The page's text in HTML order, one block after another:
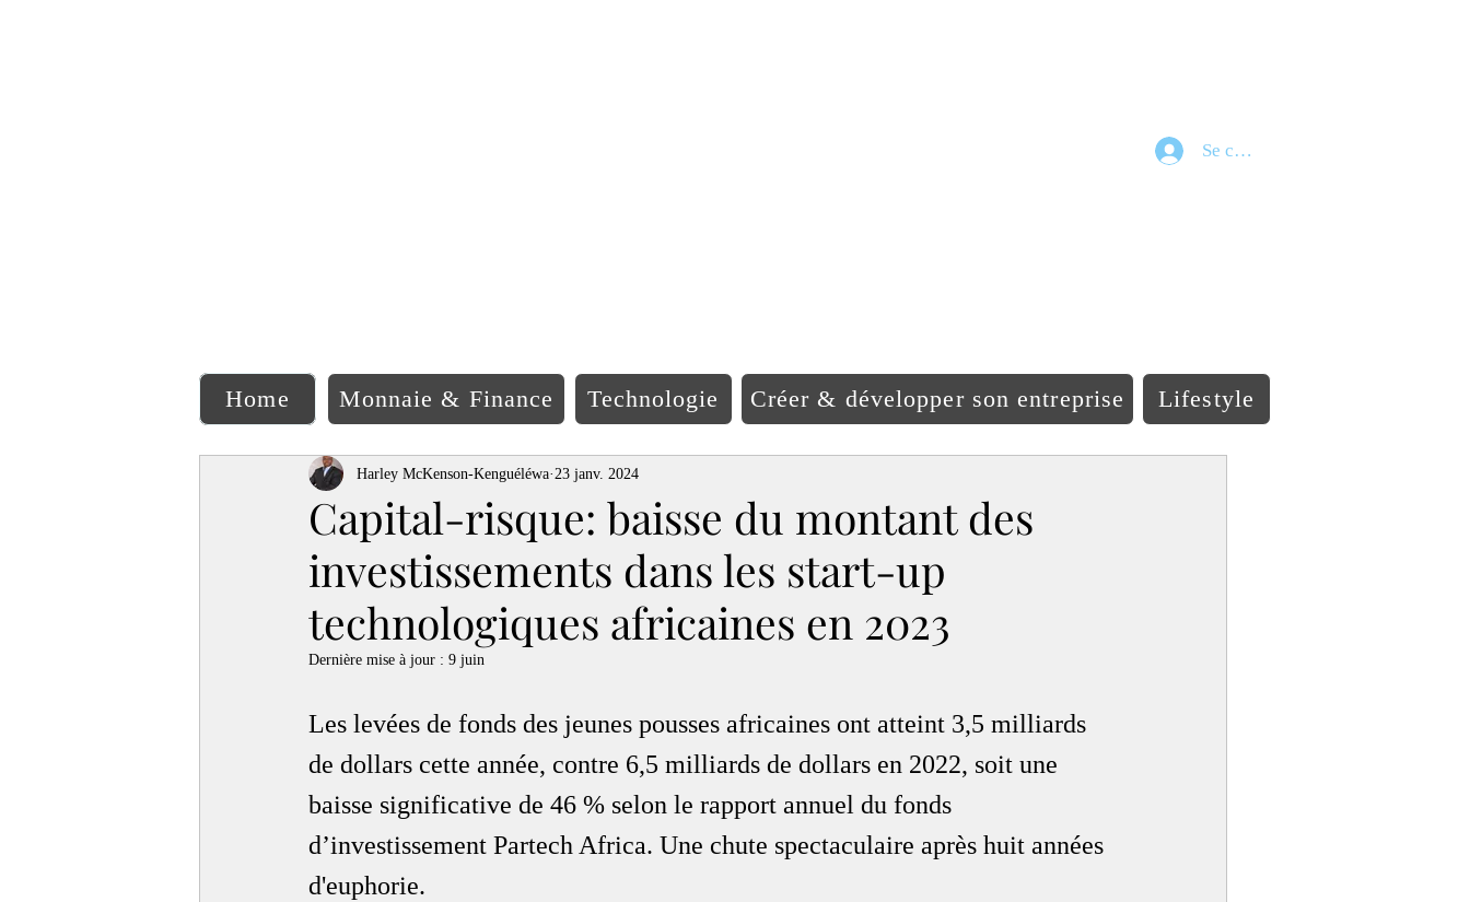
Se connecter
Home Monnaie & Finance Technologie Créer & développer son entreprise Lifestyle
Capital-risque: baisse du montant des
investissements dans les start-up
technologiques africaines en 2023
Harley McKenson-Kenguéléwa 23 janv. 2024
Dernière mise à jour : 9 juin
Les levées de fonds des jeunes pousses africaines ont atteint 3,5 milliards
de dollars cette année, contre 6,5 milliards de dollars en 2022, soit une
baisse significative de 46 % selon le rapport annuel du fonds
d’investissement Partech Africa. Une chute spectaculaire après huit années
d'euphorie.